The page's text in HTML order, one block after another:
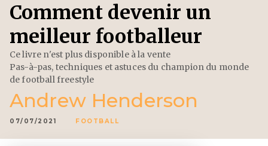
Comment devenir un
meilleur footballeur
Ce livre n'est plus disponible à la vente
Pas-à-pas, techniques et astuces du champion du monde
de football freestyle
Andrew Henderson
07/07/2021 FOOTBALL